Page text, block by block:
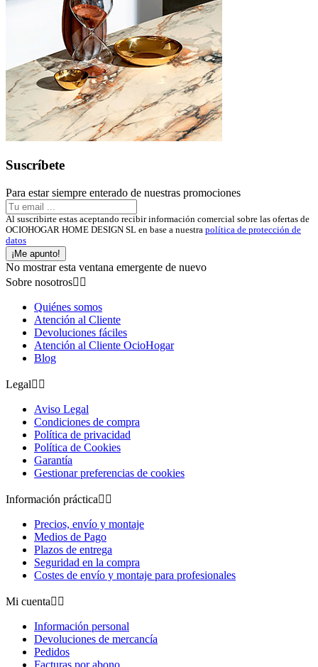
Suscríbete
Para estar siempre enterado de nuestras promociones
Al suscribirte estas aceptando recibir información comercial sobre las ofertas de
OCIOHOGAR HOME DESIGN SL en base a nuestra política de protección de
datos
¡Me apunto!
No mostrar esta ventana emergente de nuevo
Sobre nosotros 
Quiénes somos
Atención al Cliente
Devoluciones fáciles
Atención al Cliente OcioHogar
Blog
Legal 
Aviso Legal
Condiciones de compra
Política de privacidad
Política de Cookies
Garantía
Gestionar preferencias de cookies
Información práctica 
Precios, envío y montaje
Medios de Pago
Plazos de entrega
Seguridad en la compra
Costes de envío y montaje para profesionales
Mi cuenta 
Información personal
Devoluciones de mercancía
Pedidos
Facturas por abono